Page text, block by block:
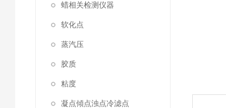
蜡相关检测仪器
软化点
蒸汽压
胶质
粘度
凝点傾点浊点冷滤点